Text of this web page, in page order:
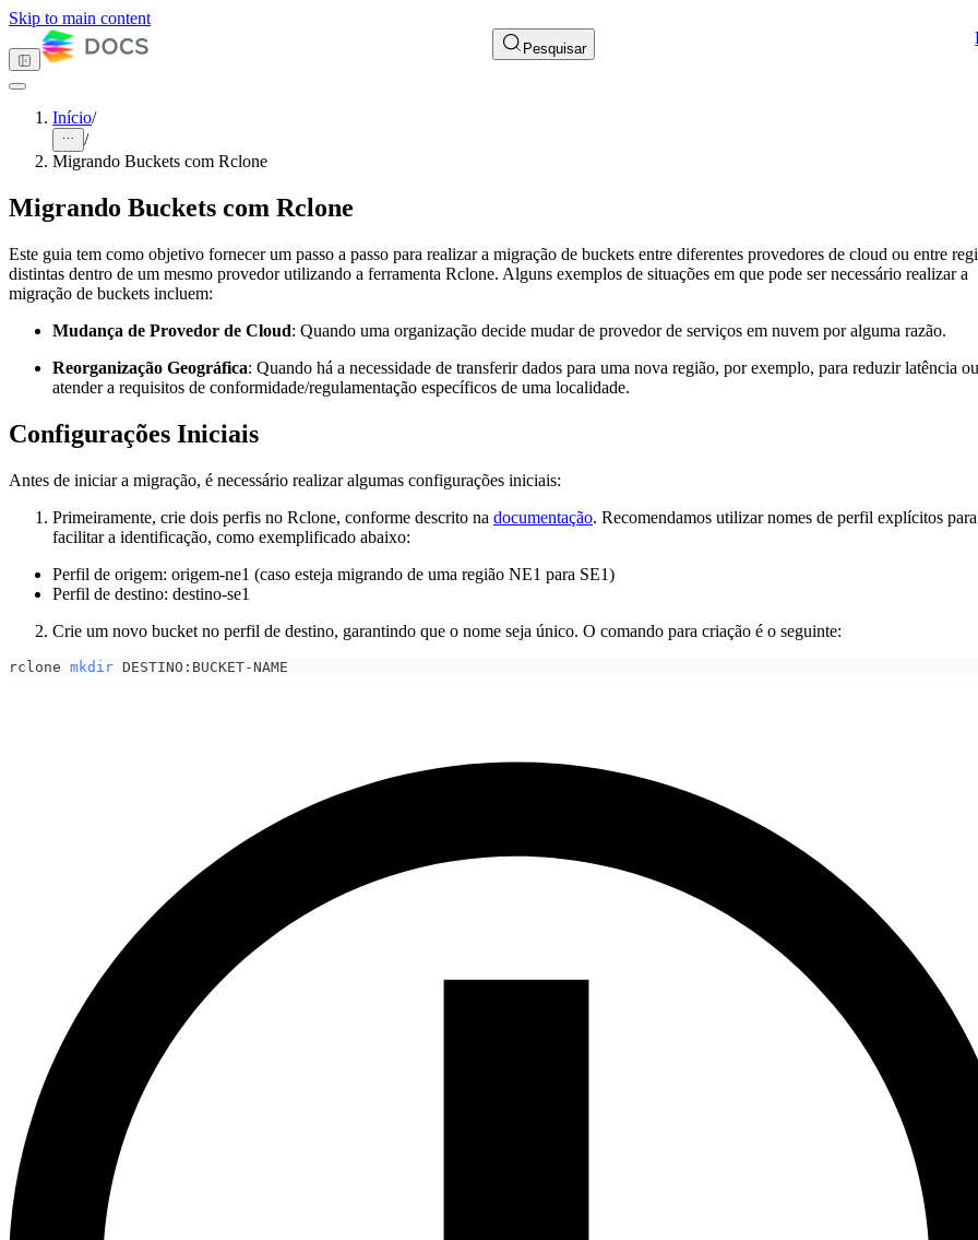
Skip to main content
Pesquisar
Tema escuro
Computação
Armazenamento
Object Storage
Visão Geral
Início Rápido
Como Fazer
Ferramentas Compatíveis
Classes de Armazenamento
Controle de Acessos e
Dados
Migrando Buckets
Armazenamento e
Entrega de Conteúdo
Compartilhar
Gravações de Tela
Arquivamento de
Backup com Restic +
Conteúdo e Cache
com Cloudflare CDN
Explicações
Complementares
Troubleshooting
Block Storage
Banco de dados
Gerenciamento de contêineres
DevOps & Ferramentas
Identidade e gestão de acessos
FinOps
Segurança
Regiões e Zonas
Public preview
Release Notes
Início/
/
Migrando Buckets com Rclone
Migrando Buckets com Rclone
Este guia tem como objetivo fornecer um passo a passo para realizar a migração de buckets entre diferentes provedores de cloud ou entre
distintas dentro de um mesmo provedor utilizando a ferramenta Rclone. Alguns exemplos de situações em que pode ser necessário realizar a
migração de buckets incluem:
Mudança de Provedor de Cloud: Quando uma organização decide mudar de provedor de serviços em nuvem por alguma razão.
Reorganização Geográfica: Quando há a necessidade de transferir dados para uma nova região, por exemplo, para reduzir latência ou
atender a requisitos de conformidade/regulamentação específicos de uma localidade.
Configurações Iniciais
Antes de iniciar a migração, é necessário realizar algumas configurações iniciais:
Primeiramente, crie dois perfis no Rclone, conforme descrito na documentação. Recomendamos utilizar nomes de perfil explícitos para
facilitar a identificação, como exemplificado abaixo:
Perfil de origem: origem-ne1 (caso esteja migrando de uma região NE1 para SE1)
Perfil de destino: destino-se1
Crie um novo bucket no perfil de destino, garantindo que o nome seja único. O comando para criação é o seguinte:
rclone mkdir DESTINO:BUCKET-NAME